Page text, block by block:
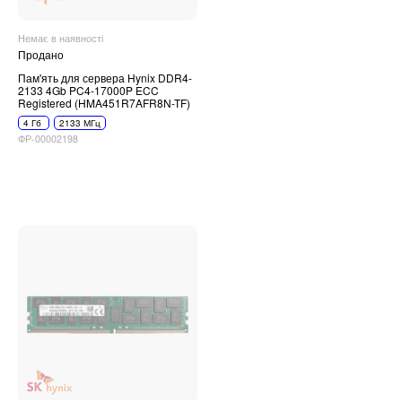
Немає в наявності
Продано
Пам'ять для сервера Hynix DDR4-
2133 4Gb PC4-17000P ECC
Registered (HMA451R7AFR8N-TF)
4 Гб 2133 МГц
ФР-00002198